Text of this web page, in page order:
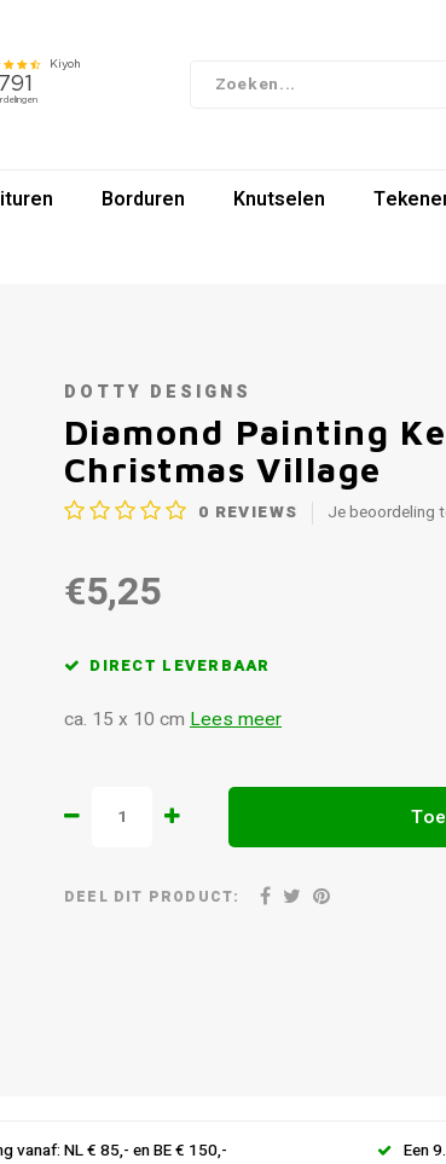
Borduren Knutselen
DOTTY DESIGNS
Diamond Painting
Christmas Village
0 REVIEWS Je beoordeling
€5,25
DIRECT LEVERBAAR
ca. 15 x 10 cm Lees meer
DEEL DIT PRODUCT:
vanaf: NL € 85,- en BE € 150,- Een